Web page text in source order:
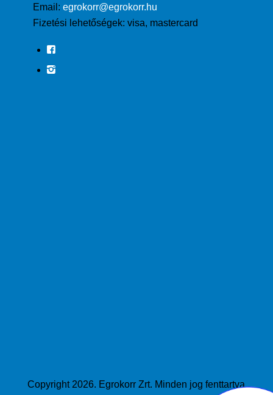
Email: egrokorr@egrokorr.hu
Fizetési lehetőségek: visa, mastercard
Copyright 2026. Egrokorr Zrt. Minden jog fenttartva